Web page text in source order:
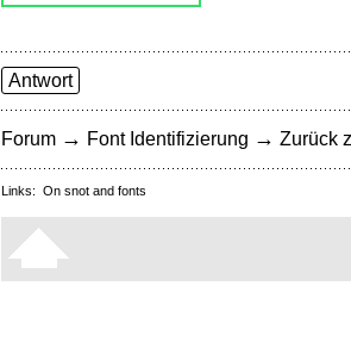
Antwort
Forum → Font Identifizierung → Zurück
Links: On snot and fonts